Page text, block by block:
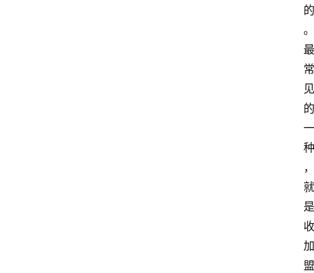
的
。
最
常
见
的
一
种
，
就
是
收
加
盟